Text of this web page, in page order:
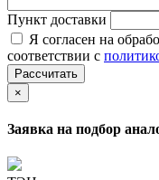
Пункт доставки
Я согласен на
соответствии с
Рассчитать
×
Заявка на подбор